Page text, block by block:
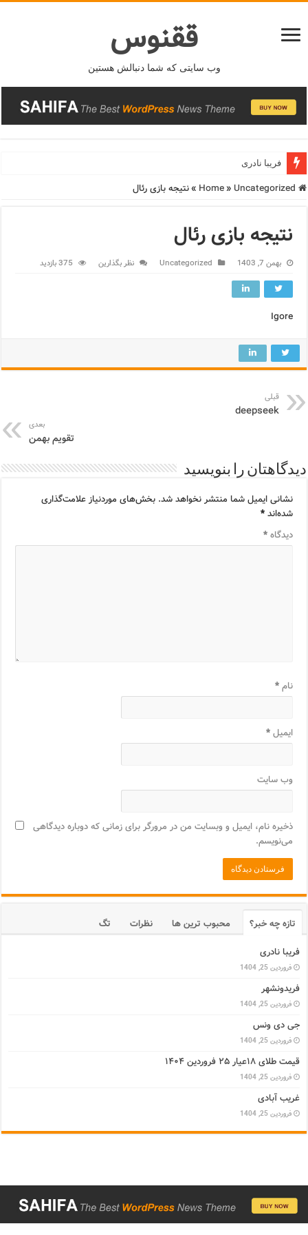
ققنوس
وب سایتی که شما دنبالش هستین
فریبا نادری
» Uncategorized
»نتیجه بازی رئال
نتیجه بازی رئال
بهمن 7, 1403 Uncategorized نظر بگذارین 375 بازدید
Igore
قبلی
deepseek
بعدی
تقویم بهمن
دیدگاهتان را بنویسید
نشانی ایمیل شما منتشر نخواهد شد. بخش‌های موردنیاز علامت‌گذاری
شده‌اند*
دیدگاه*
نام*
ایمیل*
وب‌ سایت
ذخیره نام، ایمیل و وبسایت من در مرورگر برای زمانی که دوباره دیدگاهی
می‌نویسم.
تازه چه خبر؟ محبوب ترین ها نظرات
تگ
فریبا نادری
فروردین 25, 1404
فریدونشهر
فروردین 25, 1404
جی دی ونس
فروردین 25, 1404
قیمت طلای ۱۸عیار ۲۵ فروردین ۱۴۰۴
فروردین 25, 1404
غریب آبادی
فروردین 25, 1404